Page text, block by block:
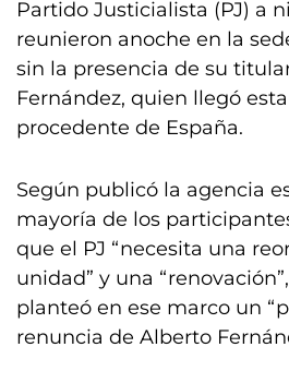
Partido Justicialista (PJ) a
reunieron anoche en la
sin la presencia de su
Fernández, quien llegó
procedente de España.
Según publicó la agencia
mayoría de los
que el PJ “necesita una
unidad” y una
planteó en ese marco un
renuncia de Alberto